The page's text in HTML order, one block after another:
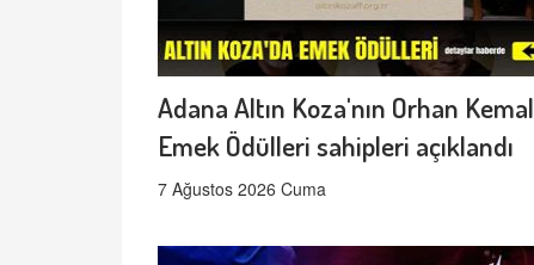
Adana Altın Koza'nın Orhan Kemal
Emek Ödülleri sahipleri açıklandı
7 Ağustos 2026 Cuma